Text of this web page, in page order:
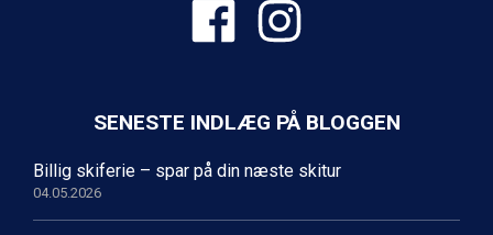
SENESTE INDLÆG PÅ BLOGGEN
Billig skiferie – spar på din næste skitur
04.05.2026